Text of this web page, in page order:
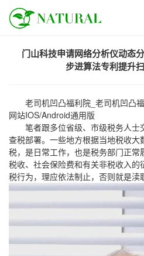
门山科技申请网络分析仪动态
步进算法专利提升
老司机凹凸福利院_老司机凹凸
网站IOS/Android通用版
笔者跟多位省级、市级税务人士
查税部署。一些地方根据当地税收
税，是日常工作，也是税务部门正
税收、社会保险费和有关非税收入
税行为，理应依法制止，否则就是渎